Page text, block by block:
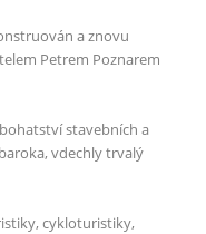
a znovu
Petrem Poznarem
stavebních a
vdechly trvalý
cykloturistiky,